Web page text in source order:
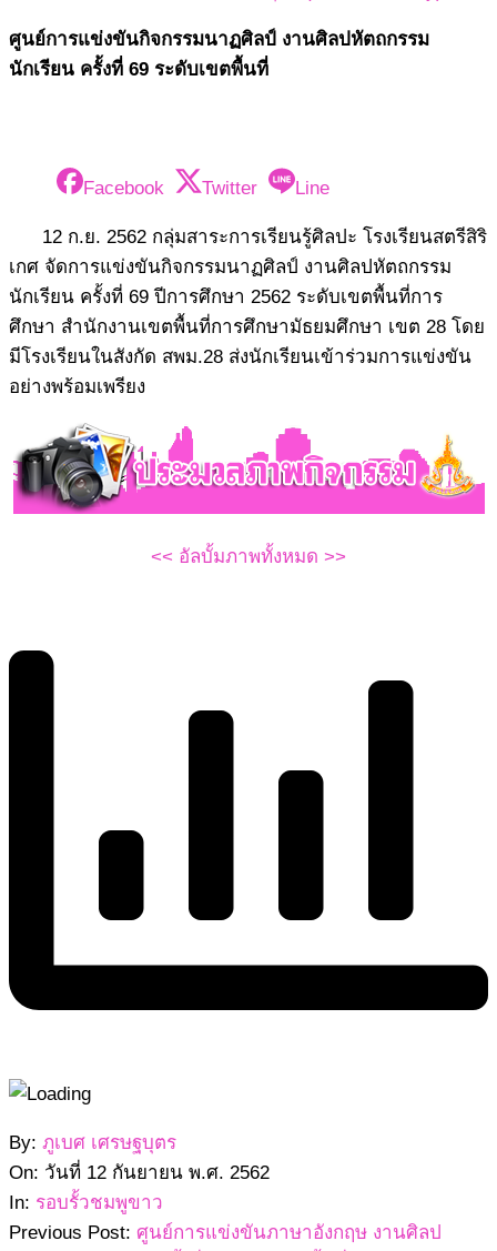
ศูนย์การแข่งขันกิจกรรมนาฏศิลป์ งานศิลปหัตถกรรม
นักเรียน ครั้งที่ 69 ระดับเขตพื้นที่
Facebook Twitter Line
12 ก.ย. 2562 กลุ่มสาระการเรียนรู้ศิลปะ โรงเรียนสตรีสิริ
เกศ จัดการแข่งขันกิจกรรมนาฏศิลป์ งานศิลปหัตถกรรม
นักเรียน ครั้งที่ 69 ปีการศึกษา 2562 ระดับเขตพื้นที่การ
ศึกษา สำนักงานเขตพื้นที่การศึกษามัธยมศึกษา เขต 28 โดย
มีโรงเรียนในสังกัด สพม.28 ส่งนักเรียนเข้าร่วมการแข่งขัน
อย่างพร้อมเพรียง
<< อัลบั้มภาพทั้งหมด >>
2562-
09-
12
By: ภูเบศ เศรษฐบุตร
On: วันที่ 12 กันยายน พ.ศ. 2562
In: รอบรั้วชมพูขาว
Previous Post: ศูนย์การแข่งขันภาษาอังกฤษ งานศิลป